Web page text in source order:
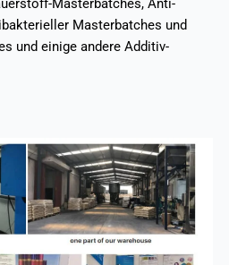
Masterbatches, Anti-
Masterbatches und
und einige andere Additiv-